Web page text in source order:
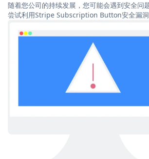
随着您公司的持续发展，您可能会遇到安全问
尝试利用Stripe Subscription Button安全漏洞